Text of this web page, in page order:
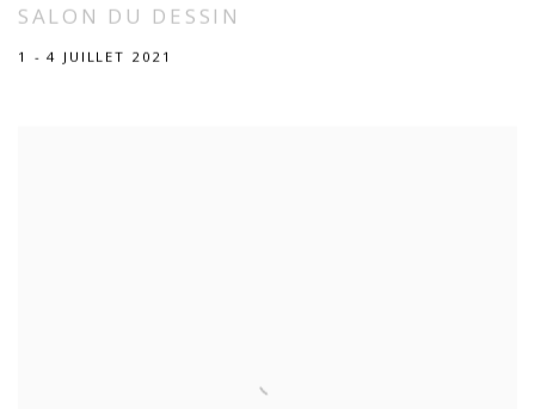
SALON DU DESSIN
1 - 4 JUILLET 2021